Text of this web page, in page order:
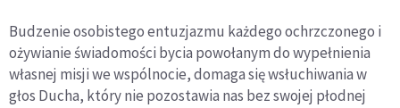
Budzenie osobistego entuzjazmu każdego ochrzczonego i
ożywianie świadomości bycia powołanym do wypełnienia
własnej misji we wspólnocie, domaga się wsłuchiwania w
głos Ducha, który nie pozostawia nas bez swojej płodnej